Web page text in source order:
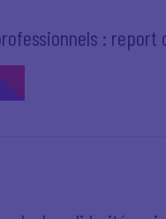
: report